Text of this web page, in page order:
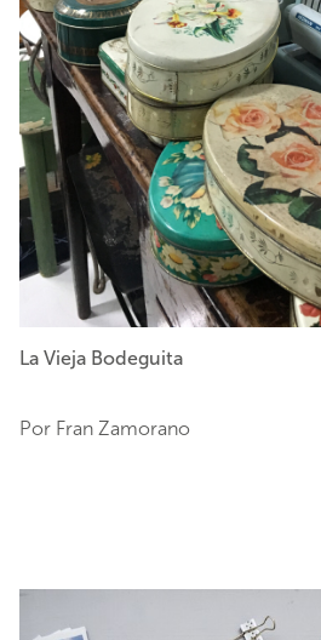
La Vieja Bodeguita
Por Fran Zamorano